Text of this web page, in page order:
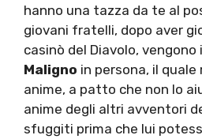
hanno una tazza da te al
giovani fratelli, dopo aver
casinò del Diavolo,
Maligno in persona, il quale
anime, a patto che non lo
anime degli altri avventori
sfuggiti prima che lui